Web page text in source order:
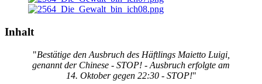
Inhalt
"Bestätige den Ausbruch des Häftlings Maietto Luigi,
genannt der Chinese - STOP! - Ausbruch erfolgte am
14. Oktober gegen 22:30 - STOP!"